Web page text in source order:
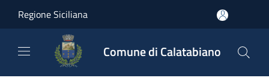
Regione Siciliana
Comune di Calatabiano